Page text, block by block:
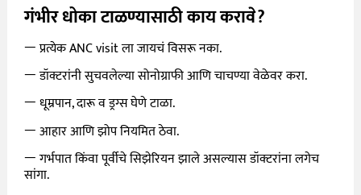
गंभीर धोका टाळण्यासाठी काय करावे?
ￚप्रत्येक ANC visit ला जायचं विसरू नका.
ￚडॉक्टरांनी सुचवलेल्या सोनोग्राफी आणि चाचण्या वेळेवर करा.
ￚधूम्रपान, दारू व ड्रग्स घेणे टाळा.
ￚआहार आणि झोप नियमित ठेवा.
ￚगर्भपात किंवा पूर्वीचे सिझेरियन झाले असल्यास डॉक्टरांना लगेच
सांगा.